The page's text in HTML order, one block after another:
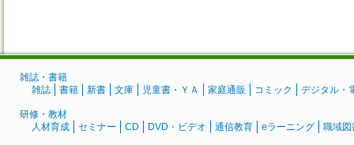
雑誌・書籍
雑誌
書籍 新書 文庫 児童書・ＹＡ 家庭通販 コミック デジタル・
研修・教材
人材育成
セミナー CD DVD・ビデオ 通信教育 eラーニング 職域図